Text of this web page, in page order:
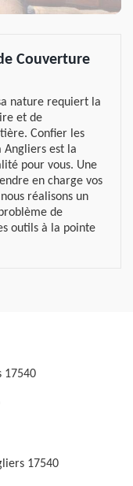
Couverture
nature requiert la
et de
Confier les
est la
pour vous. Une
en charge vos
réalisons un
de
outils à la pointe
17540
17540